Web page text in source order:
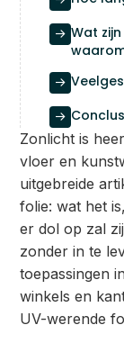
Zonlicht is
vloer en
uitgebreide
folie: wat het
er dol op zal
zonder in te
toepassingen
winkels en
UV-werende
 Wat

